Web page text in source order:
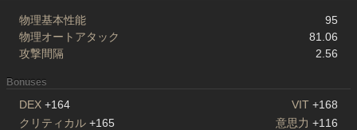
物理基本性能
95
物理オートアタック
81.06
攻撃間隔
2.56
Bonuses
DEX +164 VIT +168
クリティカル +165 意思力 +116